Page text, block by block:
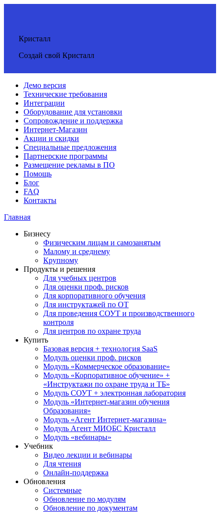
Кристалл
Создай свой Кристалл
Демо версия
Технические требования
Интеграции
Оборудование для установки
Сопровождение и поддержка
Интернет-Магазин
Акции и скидки
Специальные предложения
Партнерские программы
Размещение рекламы в ПО
Помощь
Блог
FAQ
Контакты
Главная
Бизнесу
Физическим лицам и самозанятым
Малому и среднему
Крупному
Продукты и решения
Для учебных центров
Для оценки проф. рисков
Для корпоративного обучения
Для инструктажей по ОТ
Для проведения СОУТ и производственного
контроля
Для центров по охране труда
Купить
Базовая версия + технология SaaS
Модуль оценки проф. рисков
Модуль «Коммерческое образование»
Модуль «Корпоративное обучение» +
«Инструктажи по охране труда и ТБ»
Модуль СОУТ + электронная лаборатория
Модуль «Интернет-магазин обучения
Образования»
Модуль «Агент Интернет-магазина»
Модуль Агент МИОБС Кристалл
Модуль «вебинары»
Учебник
Видео лекции и вебинары
Для чтения
Онлайн-поддержка
Обновления
Системные
Обновление по модулям
Обновление по документам